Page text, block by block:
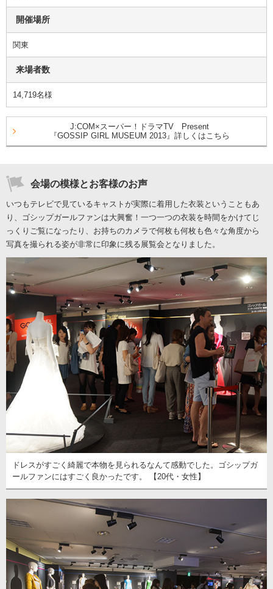
開催場所
関東
来場者数
14,719名様
J:COM×スーパー！ドラマTV Present
『GOSSIP GIRL MUSEUM 2013』詳しくはこちら
会場の模様とお客様のお声
いつもテレビで見ているキャストが実際に着用した衣装ということもあ
り、ゴシップガールファンは大興奮！一つ一つの衣装を時間をかけてじ
っくりご覧になったり、お持ちのカメラで何枚も何枚も色々な角度から
写真を撮られる姿が非常に印象に残る展覧会となりました。
ドレスがすごく綺麗で本物を見られるなんて感動でした。ゴシップガ
ールファンにはすごく良かったです。 【20代・女性】